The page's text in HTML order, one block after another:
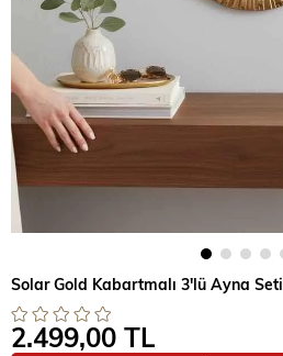
Solar Gold Kabartmalı 3'lü Ayna Seti
2.499,00 TL